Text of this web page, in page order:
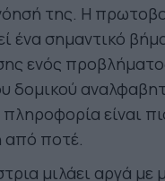
της. Η
ένα σημαντικό
ενός
δομικού
είναι
από ποτέ.
μιλάει αργά με